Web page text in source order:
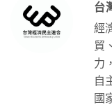
台
經
貿
力
自
國